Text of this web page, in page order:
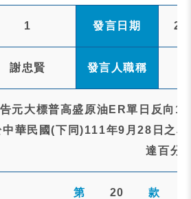
1 發言日期
謝忠賢 發言人職稱
元大標普高盛原油ER單日反向1
中華民國(下同)111年9月28日之
達百分
第 20 款